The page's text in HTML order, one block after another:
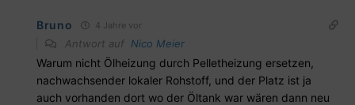
Bruno 4 Jahre vor
Antwort auf Nico Meier
Warum nicht Ölheizung durch Pelletheizung ersetzen,
nachwachsender lokaler Rohstoff, und der Platz ist ja
auch vorhanden dort wo der Öltank war wären dann neu